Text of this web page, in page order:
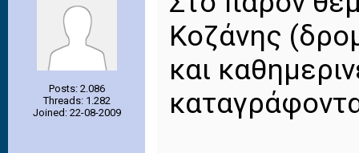
Posts: 2.086
Threads: 1.282
Joined: 22-08-2009
Κοζάνης
και